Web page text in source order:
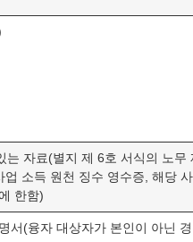
는 자료(별지 제 6호 서식의 노무
소득 원천 징수 영수증, 해당
한함)
서(융자 대상자가 본인이 아닌